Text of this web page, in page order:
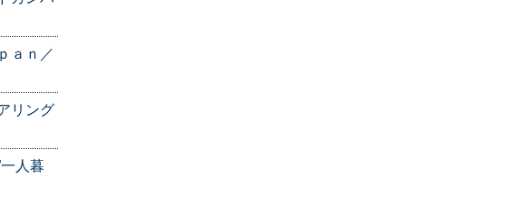
ａｎ／
リング
人暮